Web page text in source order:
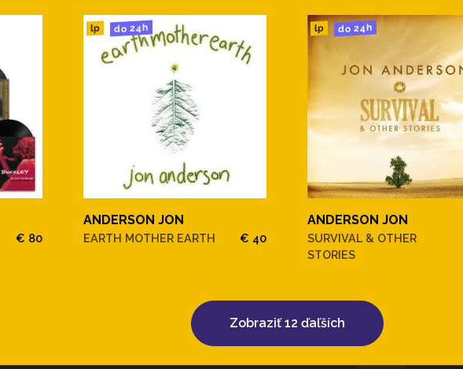
€ 80
lp do 24h
ANDERSON JON
EARTH MOTHER EARTH € 40
lp do 24h
ANDERSON JON
SURVIVAL & OTHER
STORIES
Zobraziť 12 ďaľších